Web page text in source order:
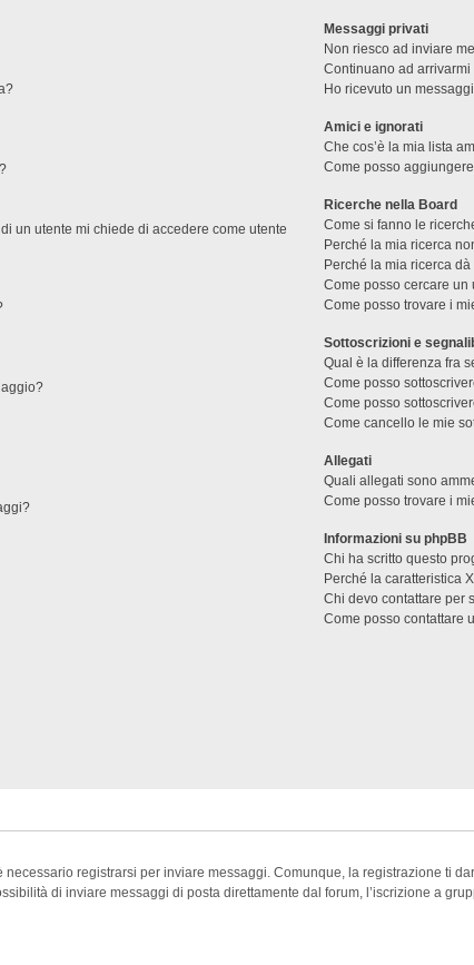
un utente mi chiede di accedere come utente
Messaggi privati
Non riesco ad inviare
Continuano ad
Ho ricevuto un
Amici e ignorati
Che cos’è la mia lista
Come posso
Ricerche nella Board
Come si fanno le
Perché la mia ricerca
Perché la mia ricerca
Come posso cercare un
Come posso trovare i
Sottoscrizioni e
Qual è la differenza fra
Come posso
Come posso
Come cancello le mie
Allegati
Quali allegati sono
Come posso trovare i
Informazioni su phpBB
Chi ha scritto questo
Perché la caratteristica
Chi devo contattare per
Come posso contattare
registrarsi per inviare messaggi. Comunque, la registrazione ti
di inviare messaggi di posta direttamente dal forum, l’iscrizione a